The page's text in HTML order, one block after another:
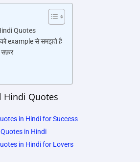
Quotes
example से समझते है
सफ़र
Hindi Quotes
in Hindi for Success
in Hindi
in Hindi for Lovers